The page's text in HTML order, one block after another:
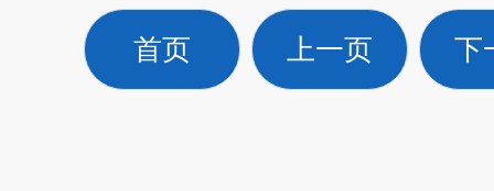
首页 上一页 下